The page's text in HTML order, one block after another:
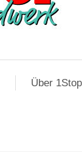
Über